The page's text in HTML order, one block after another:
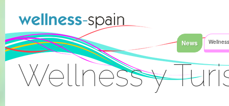
News
Wellness y